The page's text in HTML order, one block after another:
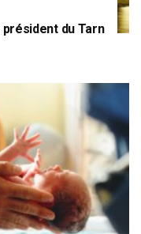
président du Tarn